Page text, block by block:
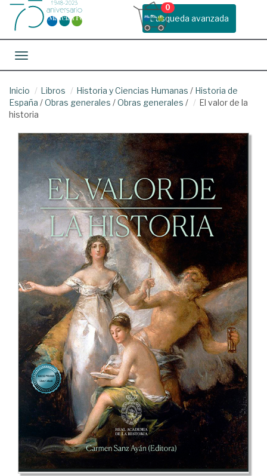
Busqueda avanzada
0
Toggle navigation
Inicio Libros Historia y Ciencias Humanas / Historia de
España /Obras generales /Obras generales /
El valor de la
historia